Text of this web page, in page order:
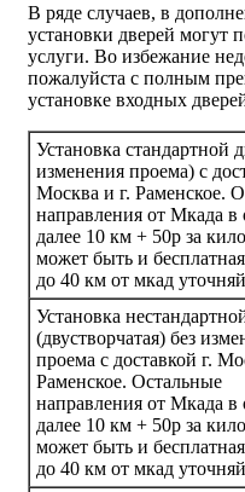
В ряде случаев, в
установки дверей могут
услуги. Во избежание
пожалуйста с полным
установке входных
Установка стандартной
изменения проема) с
Москва и г. Раменское.
направления от Мкада в
далее 10 км + 50р за
может быть и
до 40 км от мкад
Установка
(двустворчатая) без
проема с доставкой г.
Раменское. Остальные
направления от Мкада в
далее 10 км + 50р за
может быть и
до 40 км от мкад